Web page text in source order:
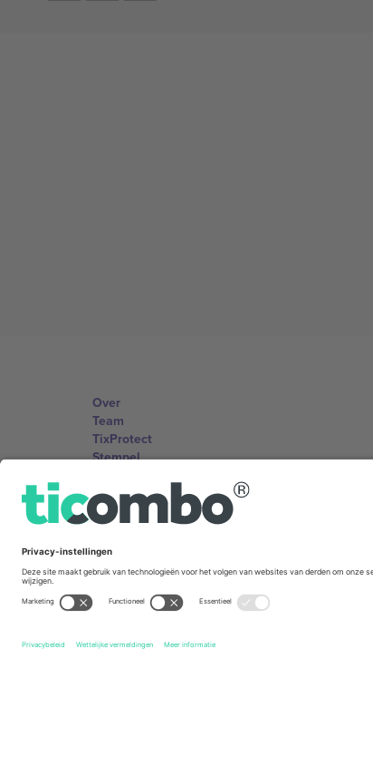
Over
Team
TixProtect
Stempel
Affiliate programma